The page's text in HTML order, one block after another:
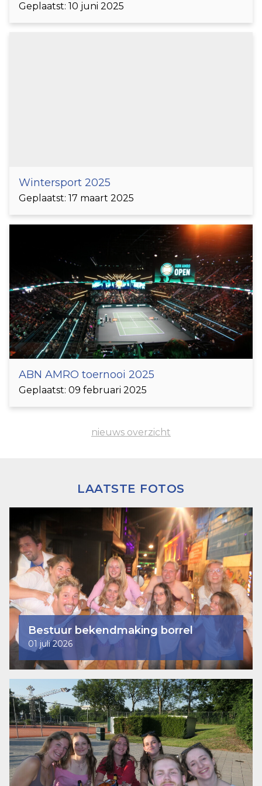
Geplaatst: 10 juni 2025
Wintersport 2025
Geplaatst: 17 maart 2025
ABN AMRO toernooi 2025
Geplaatst: 09 februari 2025
nieuws overzicht
LAATSTE FOTOS
Bestuur bekendmaking borrel
01 juli 2026